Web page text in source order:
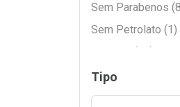
Sem Parabenos
Sem Petrolato (1)
Sem Sal (18)
Sem Substância
Sem Sulfato (6)
Tipo